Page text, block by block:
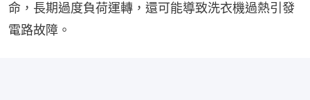
命，長期過度負荷運轉，還可能導致洗衣機過熱引發
電路故障。